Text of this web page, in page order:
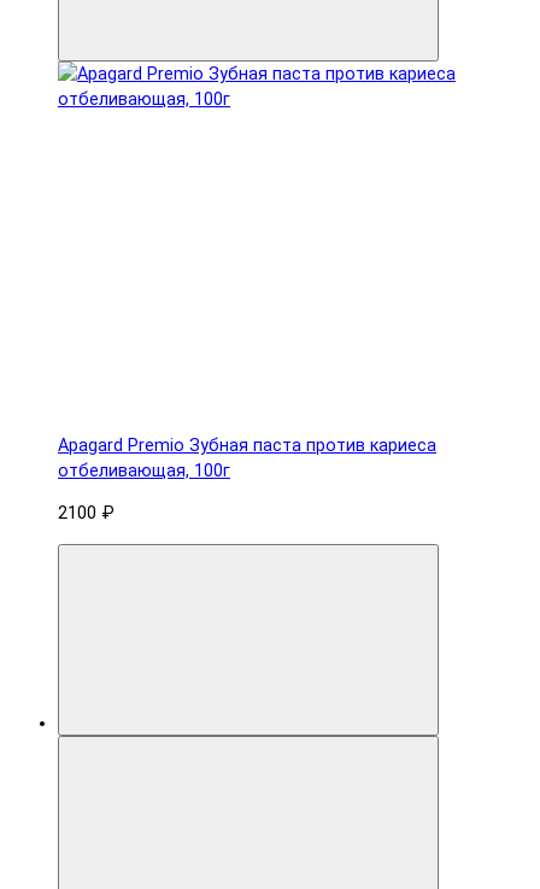
Apagard Premio Зубная паста против кариеса
отбеливающая, 100г
2100 ₽